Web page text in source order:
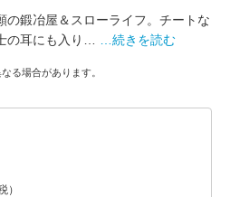
の鍛冶屋＆スローライフ。チートな
の耳にも入り…
…続きを読む
る場合があります。
）